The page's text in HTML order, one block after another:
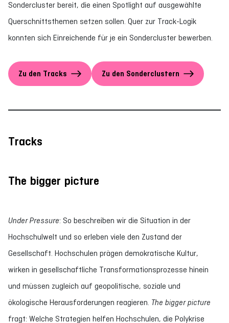
Sondercluster bereit, die einen Spotlight auf ausgewählte
Querschnittsthemen setzen sollen. Quer zur Track-Logik
konnten sich Einreichende für je ein Sondercluster bewerben.
Zu den Tracks Zu den Sonderclustern
Tracks
The bigger picture
Under Pressure: So beschreiben wir die Situation in der
Hochschulwelt und so erleben viele den Zustand der
Gesellschaft. Hochschulen prägen demokratische Kultur,
wirken in gesellschaftliche Transformationsprozesse hinein
und müssen zugleich auf geopolitische, soziale und
ökologische Herausforderungen reagieren. The bigger picture
fragt: Welche Strategien helfen Hochschulen, die Polykrise